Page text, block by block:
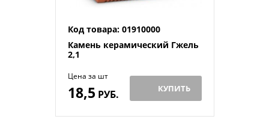
Код товара: 01910000
Камень керамический Гжель
2,1
Цена за шт
18,5 РУБ. КУПИТЬ